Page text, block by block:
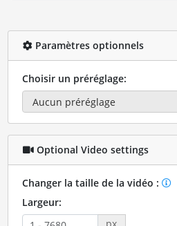
Paramètres optionnels
Choisir un préréglage:
Optional Video settings
Changer la taille de la vidéo :
Largeur: